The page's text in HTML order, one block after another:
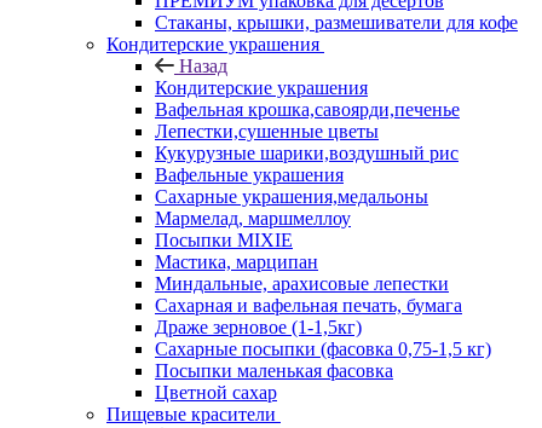
Стаканы, крышки, размешиватели для кофе
Кондитерские украшения
Назад
Кондитерские украшения
Вафельная крошка,савоярди,печенье
Лепестки,сушенные цветы
Кукурузные шарики,воздушный рис
Вафельные украшения
Сахарные украшения,медальоны
Мармелад, маршмеллоу
Посыпки MIXIE
Мастика, марципан
Миндальные, арахисовые лепестки
Сахарная и вафельная печать, бумага
Драже зерновое (1-1,5кг)
Сахарные посыпки (фасовка 0,75-1,5 кг)
Посыпки маленькая фасовка
Цветной сахар
Пищевые красители